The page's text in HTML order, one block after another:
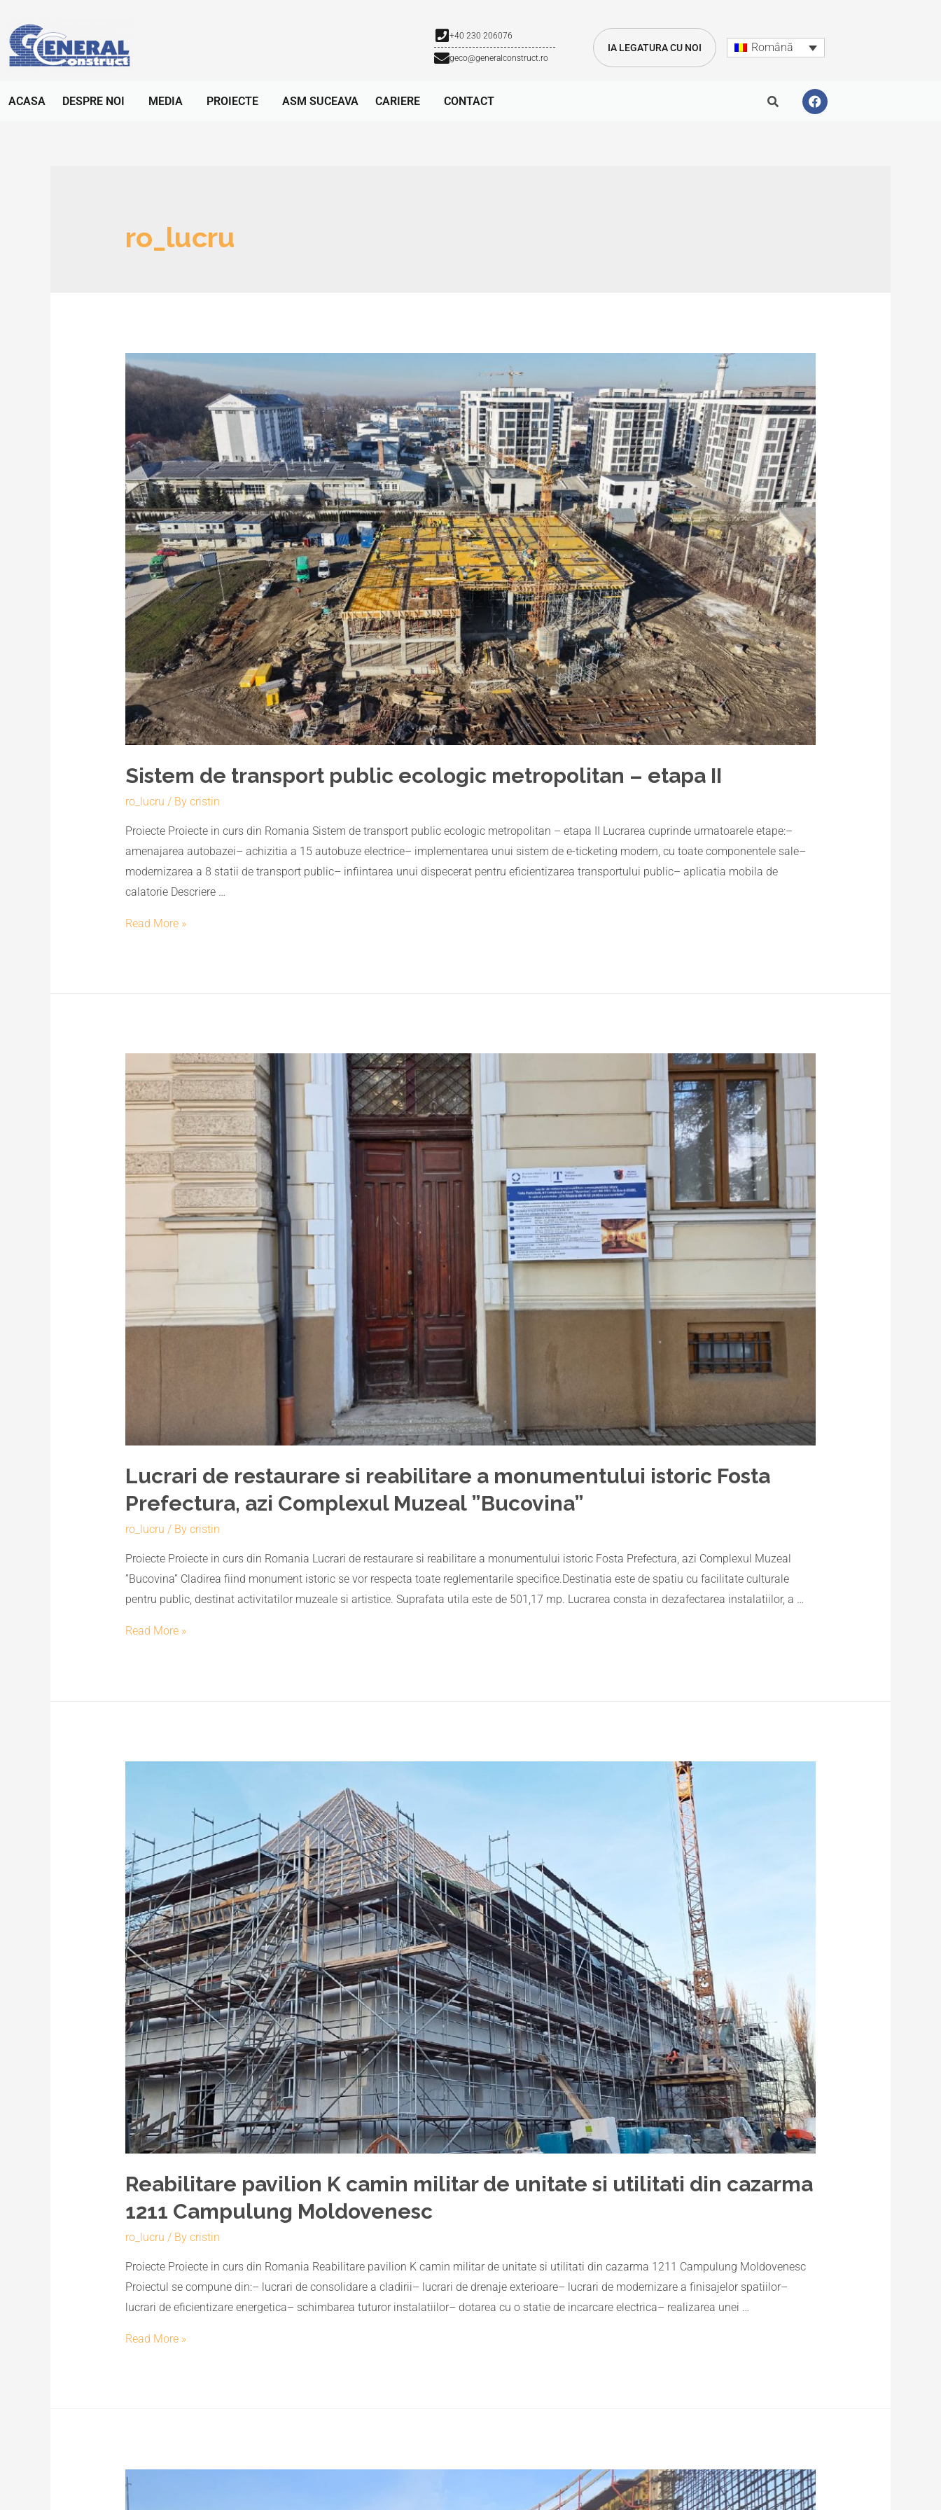
+40 230 206076
geco@generalconstruct.ro
IA LEGATURA CU NOI Română
ACASA DESPRE NOI MEDIA PROIECTE ASM SUCEAVA CARIERE CONTACT
ro_lucru
Sistem de transport public ecologic metropolitan – etapa II
ro_lucru / By cristin
Proiecte Proiecte in curs din Romania Sistem de transport public ecologic metropolitan – etapa II Lucrarea cuprinde urmatoarele etape:–
amenajarea autobazei– achizitia a 15 autobuze electrice– implementarea unui sistem de e-ticketing modern, cu toate componentele sale–
modernizarea a 8 statii de transport public– infiintarea unui dispecerat pentru eficientizarea transportului public– aplicatia mobila de
calatorie Descriere …
Read More »
Lucrari de restaurare si reabilitare a monumentului istoric Fosta
Prefectura, azi Complexul Muzeal ”Bucovina”
ro_lucru / By cristin
Proiecte Proiecte in curs din Romania Lucrari de restaurare si reabilitare a monumentului istoric Fosta Prefectura, azi Complexul Muzeal
”Bucovina” Cladirea fiind monument istoric se vor respecta toate reglementarile specifice.Destinatia este de spatiu cu facilitate culturale
pentru public, destinat activitatilor muzeale si artistice. Suprafata utila este de 501,17 mp. Lucrarea consta in dezafectarea instalatiilor, a …
Read More »
Reabilitare pavilion K camin militar de unitate si utilitati din cazarma
1211 Campulung Moldovenesc
ro_lucru / By cristin
Proiecte Proiecte in curs din Romania Reabilitare pavilion K camin militar de unitate si utilitati din cazarma 1211 Campulung Moldovenesc
Proiectul se compune din:– lucrari de consolidare a cladirii– lucrari de drenaje exterioare– lucrari de modernizare a finisajelor spatiilor–
lucrari de eficientizare energetica– schimbarea tuturor instalatiilor– dotarea cu o statie de incarcare electrica– realizarea unei …
Read More »